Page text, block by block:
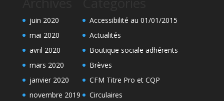
juin 2020
mai 2020
avril 2020
mars 2020
janvier 2020
novembre 2019
Accessibilité au 01/01/2015
Actualités
Boutique sociale adhérents
Brèves
CFM Titre Pro et CQP
Circulaires